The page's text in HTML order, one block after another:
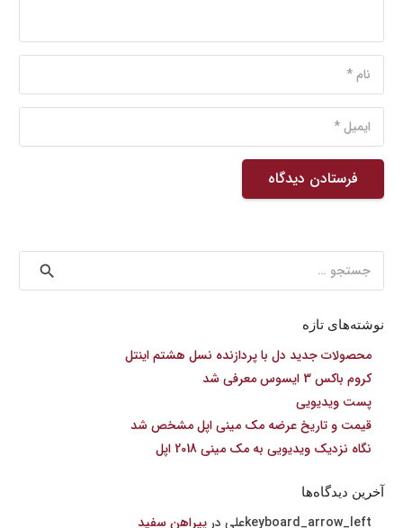
فرستادن دیدگاه
برای:
نوشته‌های تازه
محصولات جدید دل با پردازنده نسل هشتم اینتل
کروم باکس 3 ایسوس معرفی شد
پست ویدیویی
قیمت و تاریخ عرضه مک مینی اپل مشخص شد
نگاه نزدیک ویدیویی به مک مینی 2018 اپل
آخرین دیدگاه‌ها
علی در پیراهن سفید